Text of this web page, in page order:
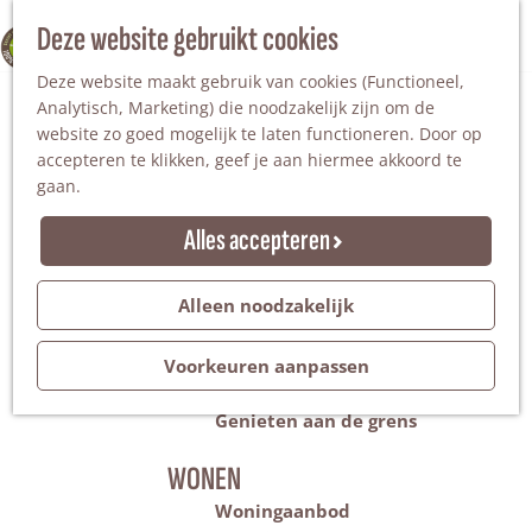
Deze website gebruikt cookies
Deze website maakt gebruik van cookies (Functioneel,
Analytisch, Marketing) die noodzakelijk zijn om de
website zo goed mogelijk te laten functioneren. Door op
accepteren te klikken, geef je aan hiermee akkoord te
gaan.
Alles accepteren
Alleen noodzakelijk
Voorkeuren aanpassen
100% WINTERSWIJK
Z
o
e
k
e
n
M
e
n
u
Natuurgebieden
Steengroeve
Tuinen en parken
Recreatieplas Het Hilgelo
Overnachten
Campings & vakantieparken
Vakantiehuizen
Groepsaccommodaties
Hotels
Evenementen
Restantendag
Volksfeest & Bloemencorso
Promotie evenementen
Genieten aan de grens
WONEN
Woningaanbod